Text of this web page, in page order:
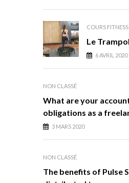
COURS FITNESS
Le
6 AVRIL 2020
NON CLASSÉ
What are your
obligations as a
3 MARS 2020
NON CLASSÉ
The benefits of Pulse